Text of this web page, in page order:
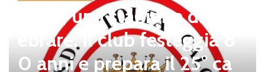
Tolfa, una stagione da cel
ebrare: il club festeggia 8
0 anni e prepara il 25° ca